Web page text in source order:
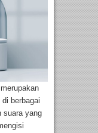
merupakan
berbagai
suara yang